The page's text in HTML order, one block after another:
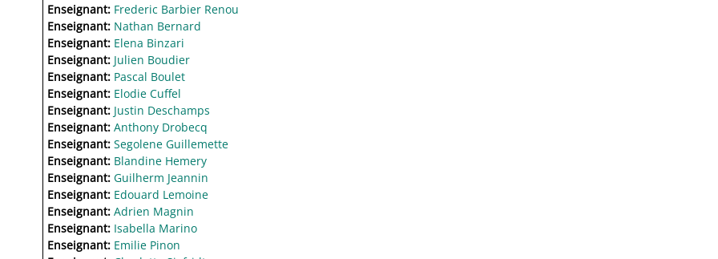
Enseignant: Frederic Barbier Renou
Enseignant: Nathan Bernard
Enseignant: Elena Binzari
Enseignant: Julien Boudier
Enseignant: Pascal Boulet
Enseignant: Elodie Cuffel
Enseignant: Justin Deschamps
Enseignant:Anthony Drobecq
Enseignant:Segolene Guillemette
Enseignant: Blandine Hemery
Enseignant:Guilherm Jeannin
Enseignant: Edouard Lemoine
Enseignant:Adrien Magnin
Enseignant: Isabella Marino
Enseignant: Emilie Pinon